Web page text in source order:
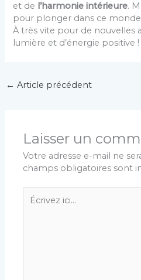
et de l’harmonie intérieure.
pour plonger dans ce
À très vite pour de nouvelles
lumière et d’énergie positive !
← Article précédent
Laisser un
Votre adresse e-mail ne
champs obligatoires sont
Écrivez
ici…